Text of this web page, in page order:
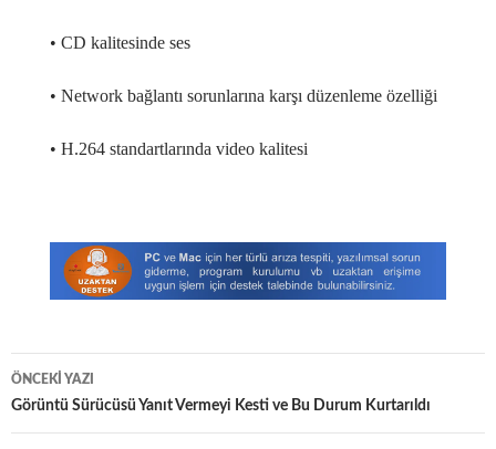
• CD kalitesinde ses
• Network bağlantı sorunlarına karşı düzenleme özelliği
• H.264 standartlarında video kalitesi
Yazı
dolaşımı
ÖNCEKI YAZI
Görüntü Sürücüsü Yanıt Vermeyi Kesti ve Bu Durum Kurtarıldı